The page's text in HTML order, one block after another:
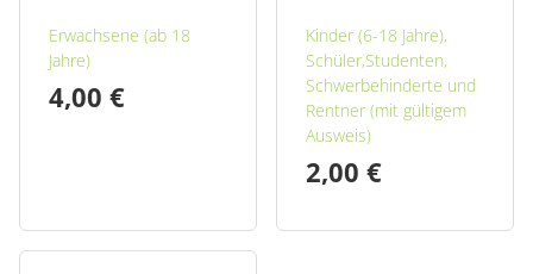
Stand: 19.05.2026
Erwachsene (ab 18
Jahre)
4,00 €
Kinder (6-18 Jahre),
Schüler,Studenten,
Schwerbehinderte und
Rentner (mit gültigem
Ausweis)
2,00 €